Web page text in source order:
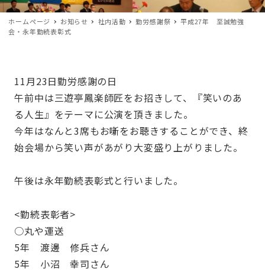
ホームページ お知らせ 社内活動 勤労感謝祭
平成27年 至誠勉強
会・永年勤続表彰式
11月23日勤労感謝の日
午前中は三遊亭鳳楽師匠をお招きして、『笑いのあ
る人生』をテーマに公演を頂きました。
今年はなんと3席もお噺をお聴きすることができ、終
始会場から笑い声があがり大変盛り上がりました。
午後は永年勤続表彰式と行いました。
<勤続表彰者>
○丸や運送
5年 渡邊 修兵さん
5年 小沼 幸司さん